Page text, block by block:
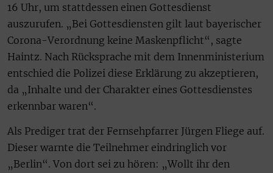
16 Uhr, um stattdessen einen Gottesdienst
auszurufen. „Bei Gottesdiensten gilt laut bayerischer
Corona-Verordnung keine Maskenpflicht“, sagte
Haintz. Nach Rücksprache mit dem Innenministerium
entschied die Polizei diese Erklärung zu akzeptieren,
da „Inhalte und der Charakter eines Gottesdienstes
erkennbar waren“.
Als Prediger trat der Fernsehpfarrer Jürgen Fliege auf.
Dieser warnte die Teilnehmer eindringlich vor
„Berlin“. Von dort sei zu hören: „Wollt ihr den